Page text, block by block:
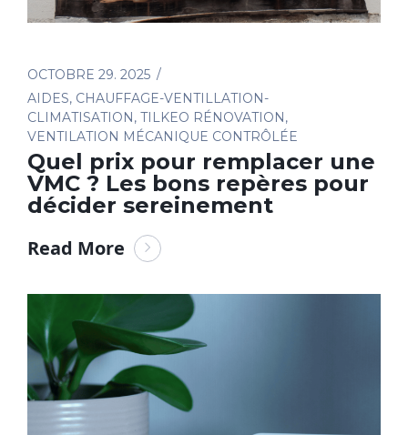
OCTOBRE 29. 2025
AIDES, CHAUFFAGE-VENTILLATION-
CLIMATISATION, TILKEO RÉNOVATION,
VENTILATION MÉCANIQUE CONTRÔLÉE
Quel prix pour remplacer une
VMC ? Les bons repères pour
décider sereinement
Read More